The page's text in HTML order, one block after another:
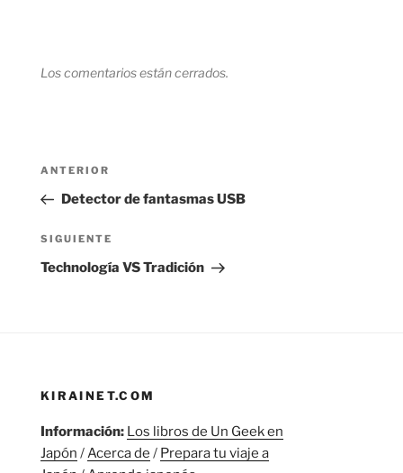
Los comentarios están cerrados.
Navegación
entradas
Entrada
anterior:
ANTERIOR
Detector de fantasmas USB
Siguiente
entrada
SIGUIENTE
Technología VS Tradición
KIRAINET.COM
Información: Los libros de Un Geek en
Japón /Acerca de / Prepara tu viaje a